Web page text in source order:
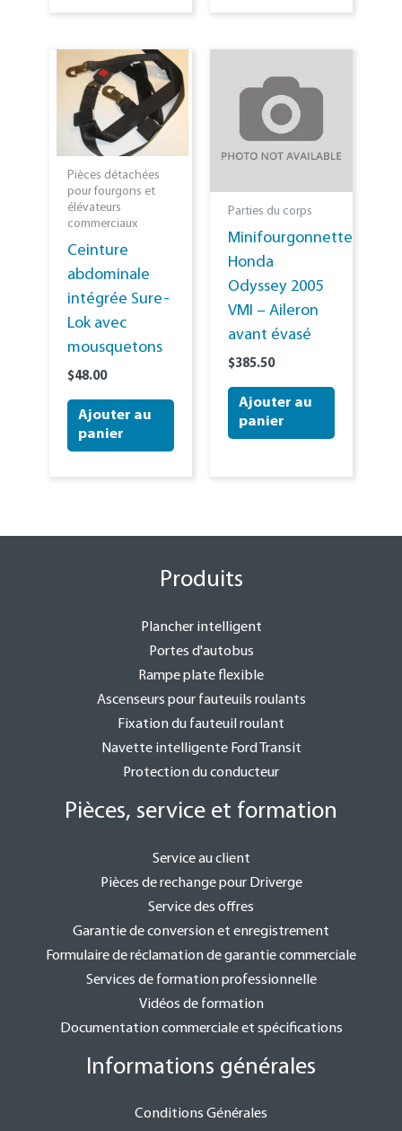
Pièces détachées
pour fourgons et
élévateurs
commerciaux
Ceinture
abdominale
intégrée Sure-
Lok avec
mousquetons
$48.00
Ajouter au
panier
Parties du corps
Minifourgonnette
Honda
Odyssey 2005
VMI – Aileron
avant évasé
$385.50
Ajouter au
panier
Produits
Plancher intelligent
Portes d'autobus
Rampe plate flexible
Ascenseurs pour fauteuils roulants
Fixation du fauteuil roulant
Navette intelligente Ford Transit
Protection du conducteur
Pièces, service et formation
Service au client
Pièces de rechange pour Driverge
Service des offres
Garantie de conversion et enregistrement
Formulaire de réclamation de garantie commerciale
Services de formation professionnelle
Vidéos de formation
Documentation commerciale et spécifications
Informations générales
Conditions Générales